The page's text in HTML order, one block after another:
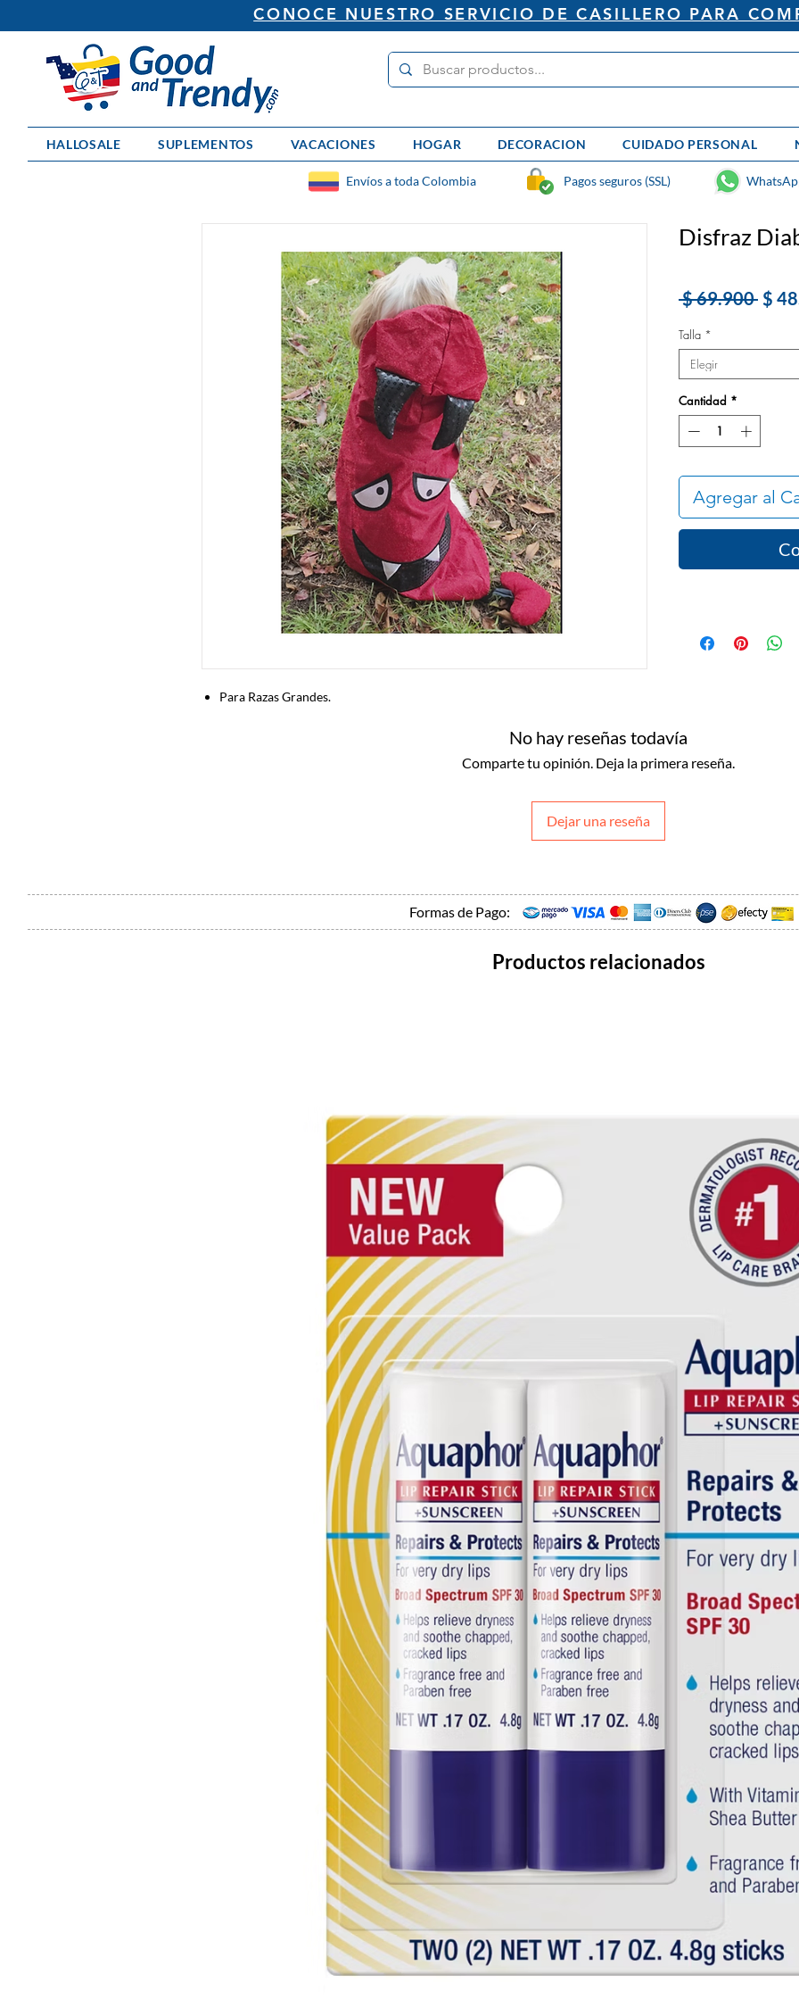
CONOCE NUESTRO SERVICIO DE CASILLERO PARA
HALLOSALE SUPLEMENTOS VACACIONES HOGAR DECORACION CUIDADO PERSONAL
Pagos seguros (SSL)
Envíos a toda Colombia
Para Razas Grandes.
Disfraz
$ 69.900 $
Talla *
Elegir
Cantidad *
Agregar al
No hay reseñas todavía
Comparte tu opinión. Deja la primera reseña.
Dejar una reseña
Formas de Pago:
Productos relacionados